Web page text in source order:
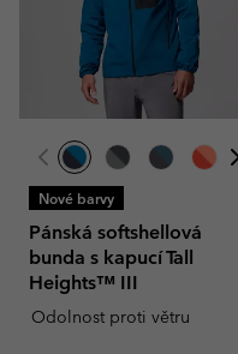
Nové barvy
Pánská softshellová
bunda s kapucí Tall
Heights™ III
Odolnost proti větru